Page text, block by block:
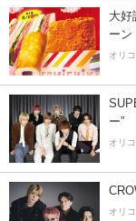
大好
ーン
オリ
ー”
オリ
オリ